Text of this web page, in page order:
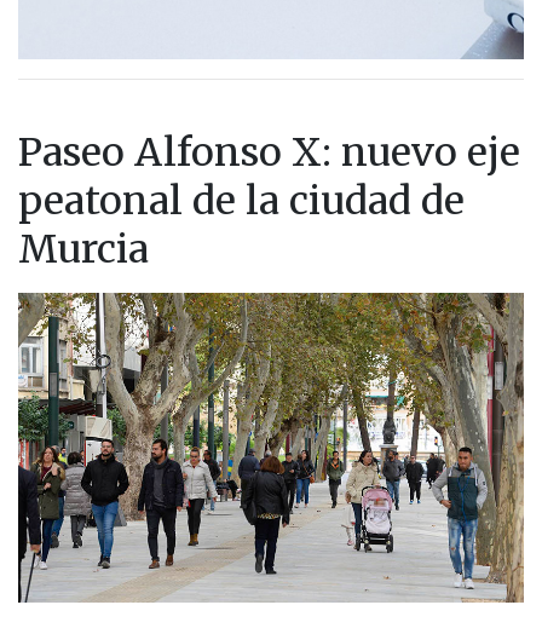
Paseo Alfonso X: nuevo eje
peatonal de la ciudad de
Murcia